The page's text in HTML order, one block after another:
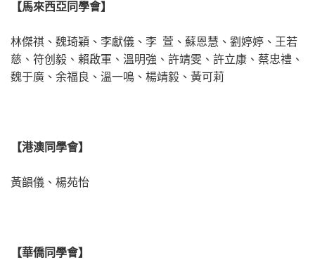
【馬來西亞同學會】
林傑祺、魏琦穎、李獻儀、李 萱、蘇恩慧、劉婷婷、王若
慈、符创毅、賴啟軍、溫明強、許靖雯、許立康、蔡忠禮、
魏于廣、余福良、溫一鳴、楊靖毅、黃可莉
【港澳同學會】
黃韻儀、楊苑怡
【華僑同學會】